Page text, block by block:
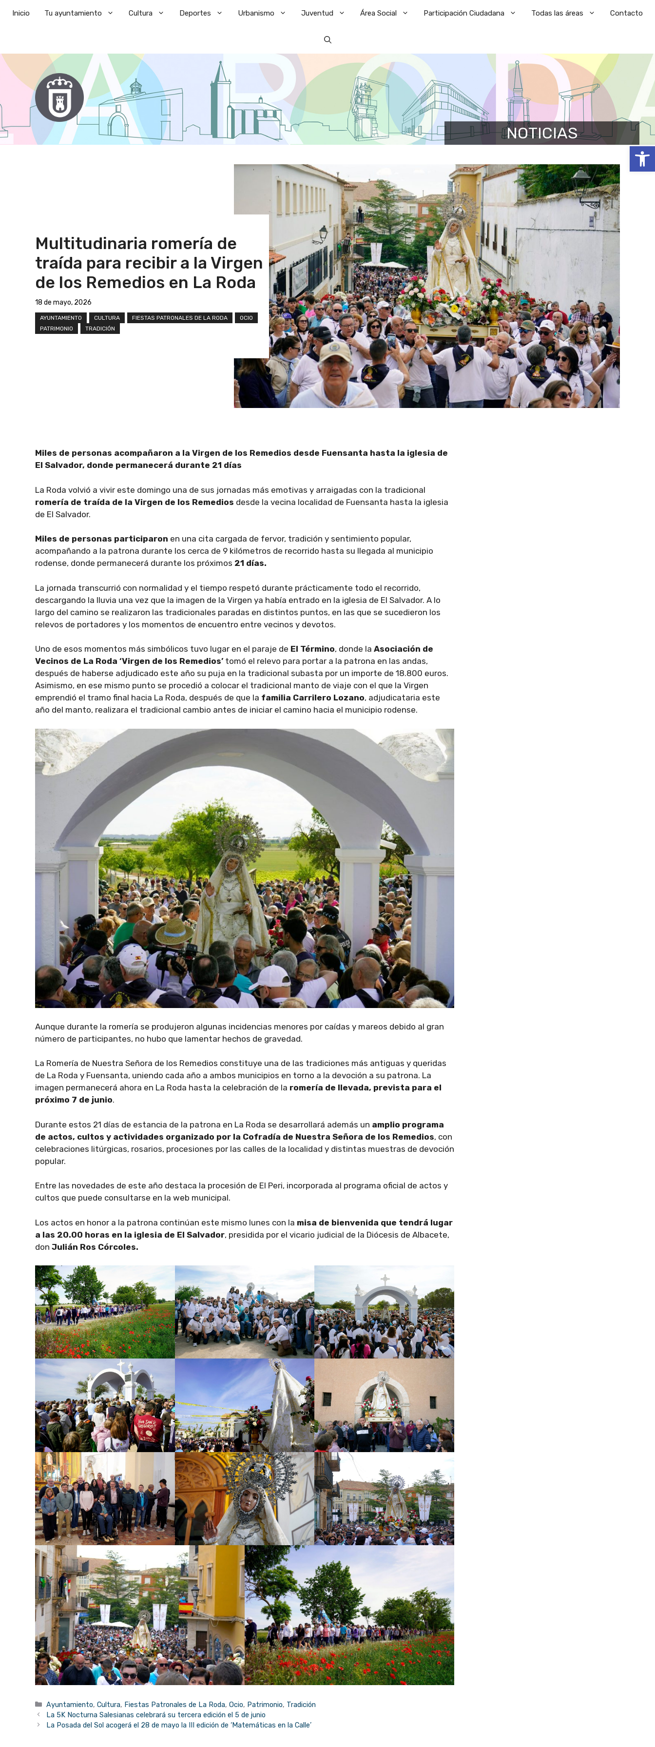
Abrir
Inicio Tu ayuntamiento Cultura Deportes Urbanismo Juventud Área Social Participación Ciudadana Todas las áreas Contacto
NOTICIAS
Multitudinaria romería de
traída para recibir a la Virgen
de los Remedios en La Roda
18 de mayo, 2026
AYUNTAMIENTO CULTURA FIESTAS PATRONALES DE LA RODA
OCIO
PATRIMONIO
TRADICIÓN
Miles de personas acompañaron a la Virgen de los Remedios desde Fuensanta hasta la iglesia de
El Salvador, donde permanecerá durante 21 días
La Roda volvió a vivir este domingo una de sus jornadas más emotivas y arraigadas con la tradicional
romería de traída de la Virgen de los Remedios desde la vecina localidad de Fuensanta hasta la iglesia
de El Salvador.
Miles de personas participaron en una cita cargada de fervor, tradición y sentimiento popular,
acompañando a la patrona durante los cerca de 9 kilómetros de recorrido hasta su llegada al municipio
rodense, donde permanecerá durante los próximos 21 días.
La jornada transcurrió con normalidad y el tiempo respetó durante prácticamente todo el recorrido,
descargando la lluvia una vez que la imagen de la Virgen ya había entrado en la iglesia de El Salvador. A lo
largo del camino se realizaron las tradicionales paradas en distintos puntos, en las que se sucedieron los
relevos de portadores y los momentos de encuentro entre vecinos y devotos.
Uno de esos momentos más simbólicos tuvo lugar en el paraje de El Término, donde la Asociación de
Vecinos de La Roda ‘Virgen de los Remedios’ tomó el relevo para portar a la patrona en las andas,
después de haberse adjudicado este año su puja en la tradicional subasta por un importe de 18.800 euros.
Asimismo, en ese mismo punto se procedió a colocar el tradicional manto de viaje con el que la Virgen
emprendió el tramo final hacia La Roda, después de que la familia Carrilero Lozano, adjudicataria este
año del manto, realizara el tradicional cambio antes de iniciar el camino hacia el municipio rodense.
Aunque durante la romería se produjeron algunas incidencias menores por caídas y mareos debido al gran
número de participantes, no hubo que lamentar hechos de gravedad.
La Romería de Nuestra Señora de los Remedios constituye una de las tradiciones más antiguas y queridas
de La Roda y Fuensanta, uniendo cada año a ambos municipios en torno a la devoción a su patrona. La
imagen permanecerá ahora en La Roda hasta la celebración de la romería de llevada, prevista para el
próximo 7 de junio.
Durante estos 21 días de estancia de la patrona en La Roda se desarrollará además un amplio programa
de actos, cultos y actividades organizado por la Cofradía de Nuestra Señora de los Remedios, con
celebraciones litúrgicas, rosarios, procesiones por las calles de la localidad y distintas muestras de devoción
popular.
Entre las novedades de este año destaca la procesión de El Peri, incorporada al programa oficial de actos y
cultos que puede consultarse en la web municipal.
Los actos en honor a la patrona continúan este mismo lunes con la misa de bienvenida que tendrá lugar
a las 20.00 horas en la iglesia de El Salvador, presidida por el vicario judicial de la Diócesis de Albacete,
don Julián Ros Córcoles.
Categorías
Ayuntamiento,Cultura, Fiestas Patronales de La Roda,Ocio, Patrimonio, Tradición
La 5K Nocturna Salesianas celebrará su tercera edición el 5 de junio
La Posada del Sol acogerá el 28 de mayo la III edición de ‘Matemáticas en la Calle’